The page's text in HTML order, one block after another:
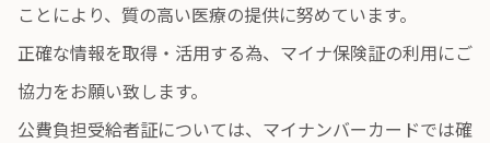
ことにより、質の高い医療の提供に努めています。
正確な情報を取得・活用する為、マイナ保険証の利用にご
協力をお願い致します。
公費負担受給者証については、マイナンバーカードでは確